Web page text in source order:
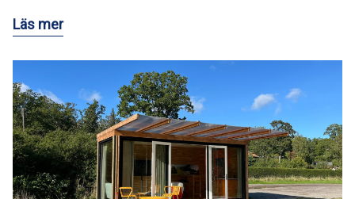
Läs mer